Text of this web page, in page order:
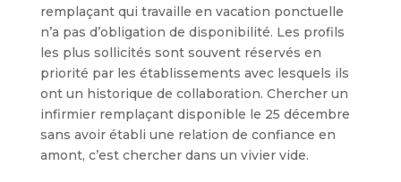
remplaçant qui travaille en vacation ponctuelle
n’a pas d’obligation de disponibilité. Les profils
les plus sollicités sont souvent réservés en
priorité par les établissements avec lesquels ils
ont un historique de collaboration. Chercher un
infirmier remplaçant disponible le 25 décembre
sans avoir établi une relation de confiance en
amont, c’est chercher dans un vivier vide.